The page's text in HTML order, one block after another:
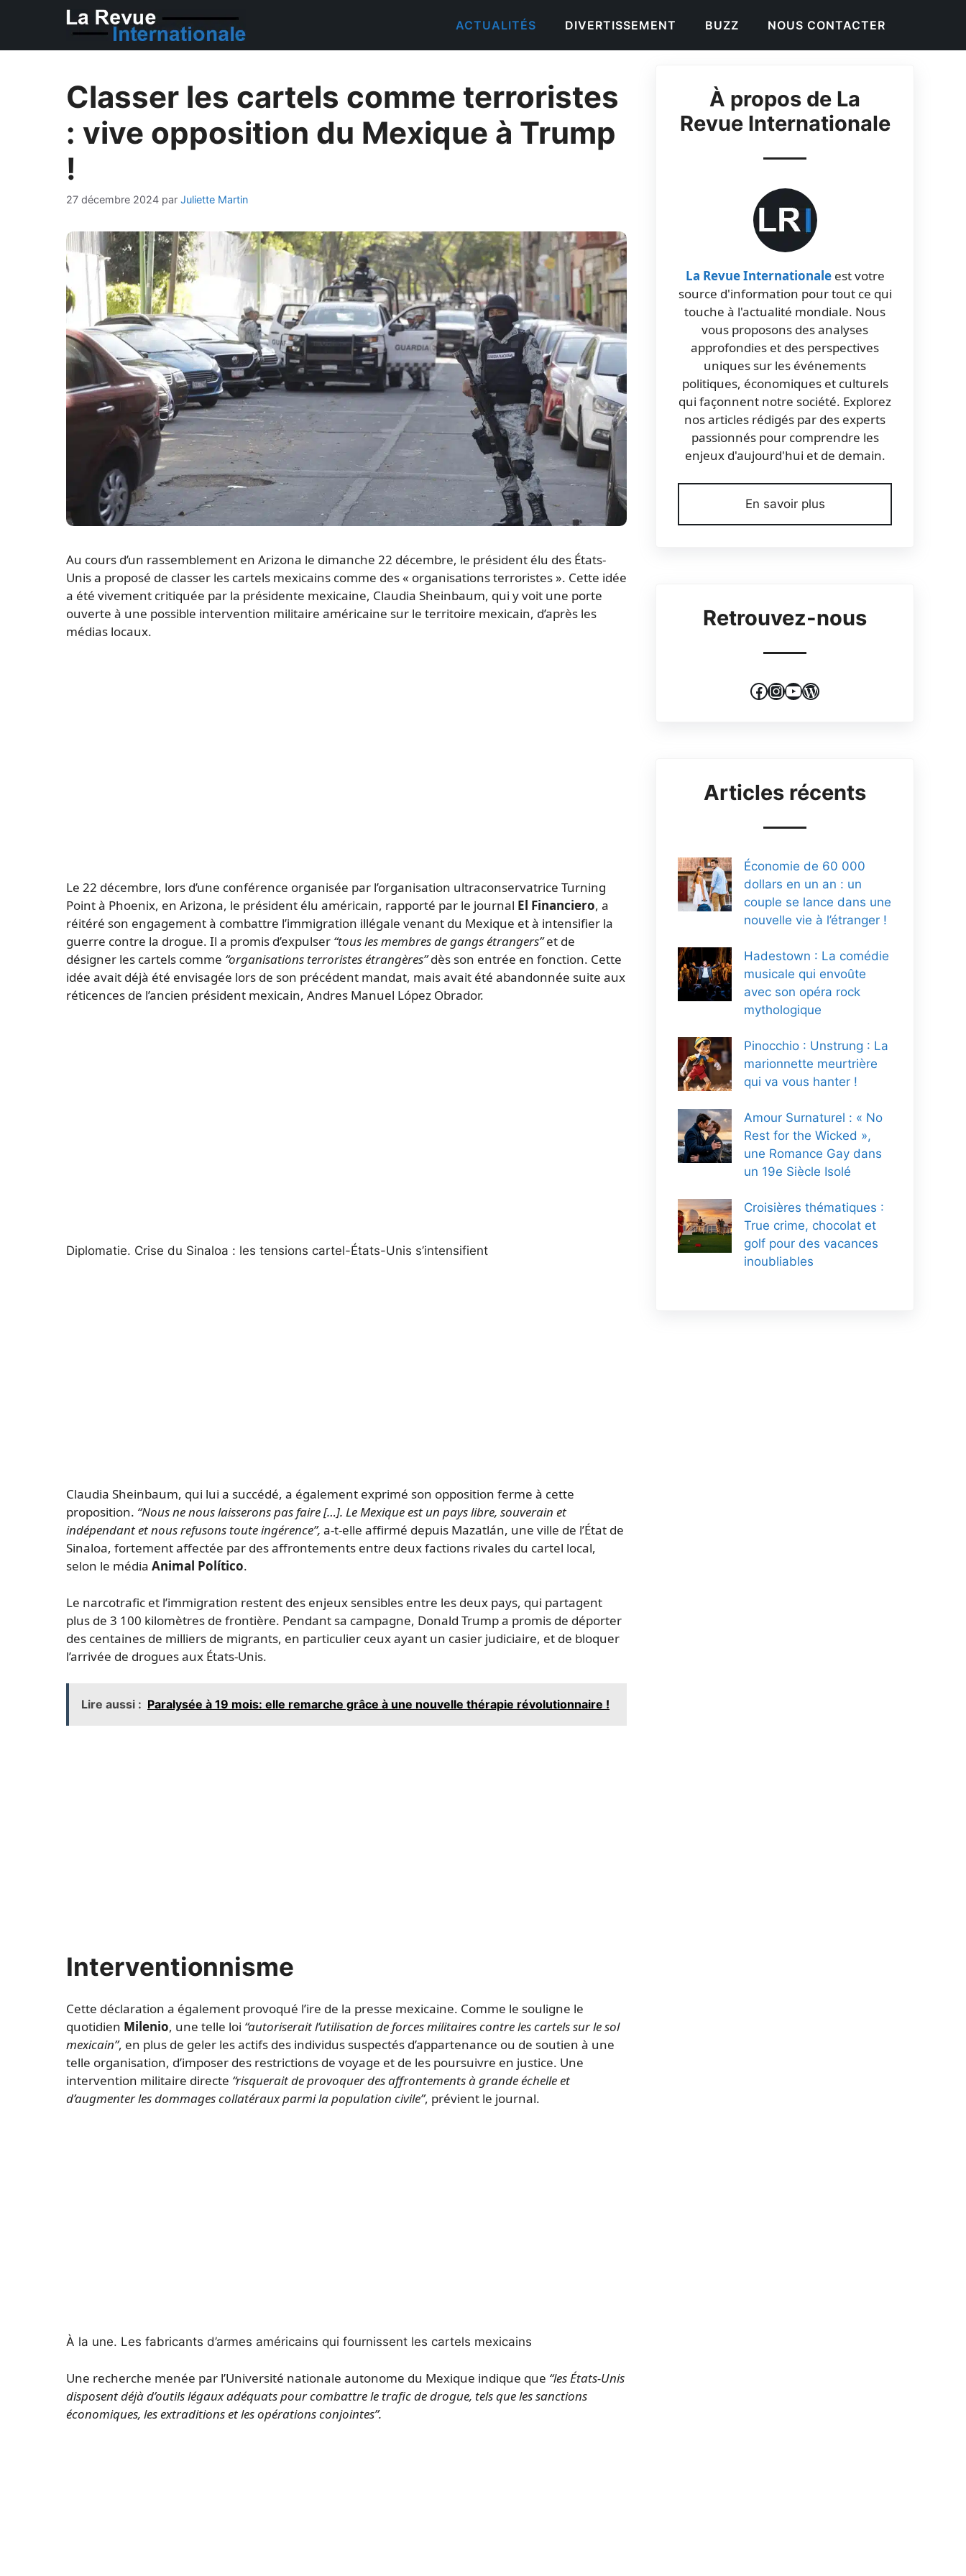
ACTUALITÉS DIVERTISSEMENT BUZZ NOUS CONTACTER
Classer les cartels comme terroristes
: vive opposition du Mexique à Trump
!
27 décembre 2024 par Juliette Martin
Au cours d’un rassemblement en Arizona le dimanche 22 décembre, le président élu des États-
Unis a proposé de classer les cartels mexicains comme des « organisations terroristes ». Cette idée
a été vivement critiquée par la présidente mexicaine, Claudia Sheinbaum, qui y voit une porte
ouverte à une possible intervention militaire américaine sur le territoire mexicain, d’après les
médias locaux.
Le 22 décembre, lors d’une conférence organisée par l’organisation ultraconservatrice Turning
Point à Phoenix, en Arizona, le président élu américain, rapporté par le journal El Financiero, a
réitéré son engagement à combattre l’immigration illégale venant du Mexique et à intensifier la
guerre contre la drogue. Il a promis d’expulser “tous les membres de gangs étrangers”et de
désigner les cartels comme “organisations terroristes étrangères”dès son entrée en fonction. Cette
idée avait déjà été envisagée lors de son précédent mandat, mais avait été abandonnée suite aux
réticences de l’ancien président mexicain, Andres Manuel López Obrador.
Diplomatie. Crise du Sinaloa : les tensions cartel-États-Unis s’intensifient
Claudia Sheinbaum, qui lui a succédé, a également exprimé son opposition ferme à cette
proposition. “Nous ne nous laisserons pas faire […]. Le Mexique est un pays libre, souverain et
indépendant et nous refusons toute ingérence”, a-t-elle affirmé depuis Mazatlán, une ville de l’État de
Sinaloa, fortement affectée par des affrontements entre deux factions rivales du cartel local,
selon le média Animal Político.
Le narcotrafic et l’immigration restent des enjeux sensibles entre les deux pays, qui partagent
plus de 3 100 kilomètres de frontière. Pendant sa campagne, Donald Trump a promis de déporter
des centaines de milliers de migrants, en particulier ceux ayant un casier judiciaire, et de bloquer
l’arrivée de drogues aux États-Unis.
Lire aussi : Paralysée à 19 mois: elle remarche grâce à une nouvelle thérapie révolutionnaire !
Interventionnisme
Cette déclaration a également provoqué l’ire de la presse mexicaine. Comme le souligne le
quotidien Milenio, une telle loi “autoriserait l’utilisation de forces militaires contre les cartels sur le sol
mexicain”, en plus de geler les actifs des individus suspectés d’appartenance ou de soutien à une
telle organisation, d’imposer des restrictions de voyage et de les poursuivre en justice. Une
intervention militaire directe “risquerait de provoquer des affrontements à grande échelle et
d’augmenter les dommages collatéraux parmi la population civile”, prévient le journal.
À la une. Les fabricants d’armes américains qui fournissent les cartels mexicains
Une recherche menée par l’Université nationale autonome du Mexique indique que “les États-Unis
disposent déjà d’outils légaux adéquats pour combattre le trafic de drogue, tels que les sanctions
économiques, les extraditions et les opérations conjointes”.
À propos de La
Revue Internationale
La Revue Internationaleest votre
source d'information pour tout ce qui
touche à l'actualité mondiale. Nous
vous proposons des analyses
approfondies et des perspectives
uniques sur les événements
politiques, économiques et culturels
qui façonnent notre société. Explorez
nos articles rédigés par des experts
passionnés pour comprendre les
enjeux d'aujourd'hui et de demain.
En savoir plus
Retrouvez-nous
Facebook
Instagram
YouTube
WordPress
Articles récents
Économie de 60 000
dollars en un an : un
couple se lance dans une
nouvelle vie à l’étranger !
Hadestown : La comédie
musicale qui envoûte
avec son opéra rock
mythologique
Pinocchio : Unstrung : La
marionnette meurtrière
qui va vous hanter !
Amour Surnaturel : « No
Rest for the Wicked »,
une Romance Gay dans
un 19e Siècle Isolé
Croisières thématiques :
True crime, chocolat et
golf pour des vacances
inoubliables